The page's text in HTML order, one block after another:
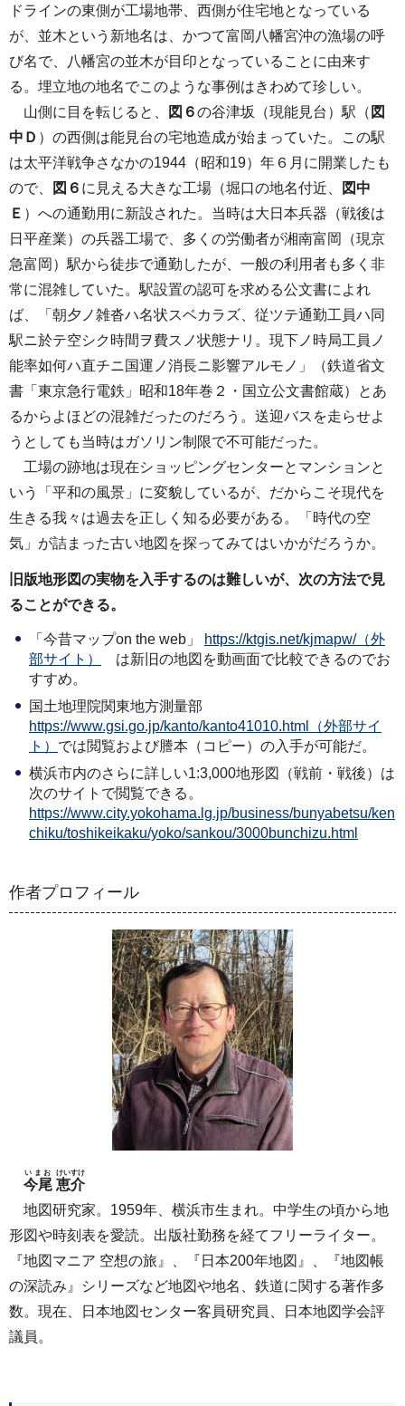
ドラインの東側が工場地帯、西側が住宅地となっている
が、並木という新地名は、かつて富岡八幡宮沖の漁場の呼
び名で、八幡宮の並木が目印となっていることに由来す
る。埋立地の地名でこのような事例はきわめて珍しい。
山側に目を転じると、
図６の谷津坂（現能見台）駅（ 図
中Ｄ ）の西側は能見台の宅地造成が始まっていた。この駅
は太平洋戦争さなかの1944（昭和19）年６月に開業したも
ので、
図６ に見える大きな工場（堀口の地名付近、
図中
Ｅ ）への通勤用に新設された。当時は大日本兵器（戦後は
日平産業）の兵器工場で、多くの労働者が湘南富岡（現京
急富岡）駅から徒歩で通勤したが、一般の利用者も多く非
常に混雑していた。駅設置の認可を求める公文書によれ
ば、「朝夕ノ雑沓ハ名状スベカラズ、従ツテ通勤工員ハ同
駅ニ於テ空シク時間ヲ費スノ状態ナリ。現下ノ時局工員ノ
能率如何ハ直チニ国運ノ消長ニ影響アルモノ」（鉄道省文
書「東京急行電鉄」昭和18年巻２・国立公文書館蔵）とあ
るからよほどの混雑だったのだろう。送迎バスを走らせよ
うとしても当時はガソリン制限で不可能だった。
工場の跡地は現在ショッピングセンターとマンションと
いう「平和の風景」に変貌しているが、だからこそ現代を
生きる我々は過去を正しく知る必要がある。「時代の空
気」が詰まった古い地図を探ってみてはいかがだろうか。
旧版地形図の実物を入手するのは難しいが、次の方法で見
ることができる。
「今昔マップon the web」
https://ktgis.net/kjmapw/（外
部サイト）
は新旧の地図を動画面で比較できるのでお
すすめ。
国土地理院関東地方測量部
https://www.gsi.go.jp/kanto/kanto41010.html（外部サイ
ト） では閲覧および謄本（コピー）の入手が可能だ。
横浜市内のさらに詳しい1:3,000地形図（戦前・戦後）は
次のサイトで閲覧できる。
https://www.city.yokohama.lg.jp/business/bunyabetsu/ken
chiku/toshikeikaku/yoko/sankou/3000bunchizu.html
作者プロフィール
今尾
いまお
恵介
けいすけ
地図研究家。1959年、横浜市生まれ。中学生の頃から地
形図や時刻表を愛読。出版社勤務を経てフリーライター。
『地図マニア 空想の旅』、『日本200年地図』、『地図帳
の深読み』シリーズなど地図や地名、鉄道に関する著作多
数。現在、日本地図センター客員研究員、日本地図学会評
議員。